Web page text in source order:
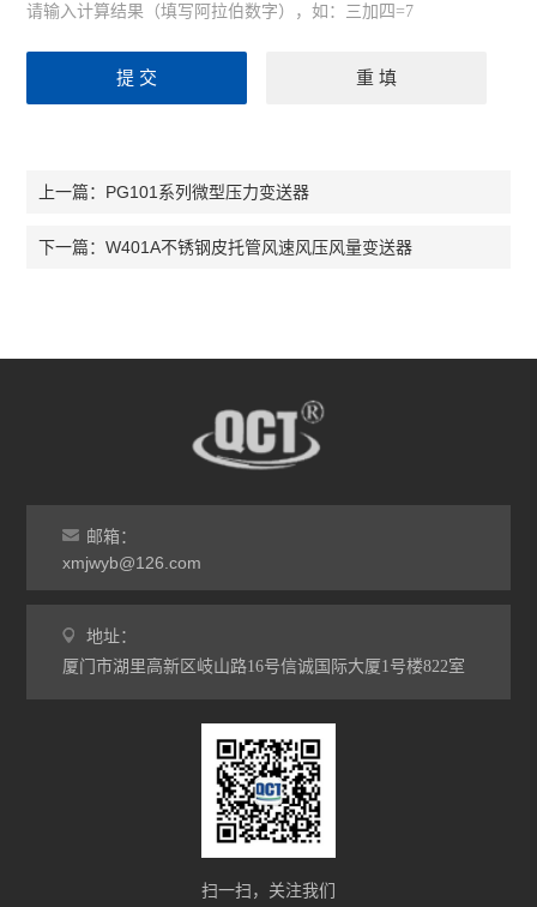
请输入计算结果（填写阿拉伯数字），如：三加四=7
上一篇： PG101系列微型压力变送器
下一篇：W401A不锈钢皮托管风速风压风量变送器
邮箱：
xmjwyb@126.com
地址：
厦门市湖里高新区岐山路16号信诚国际大厦1号楼822室
扫一扫，关注我们